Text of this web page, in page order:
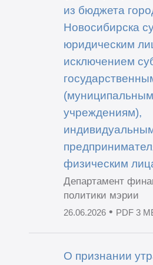
из бюджета
Новосибирска
юридическим
исключением
учреждениям),
физическим
Департамент
политики мэрии
26.06.2026• PDF 3
О признании